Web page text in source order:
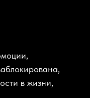
в жизни,